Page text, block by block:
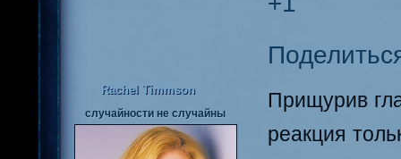
Rachel Timmson
случайности не случайны
Прищурив
реакция